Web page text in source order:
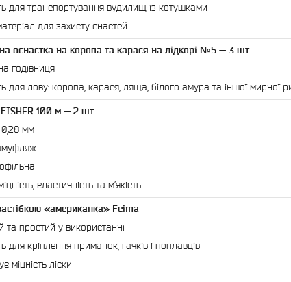
для транспортування вудилищ із котушками
для захисту снастей
оснастка на коропа та карася на лідкорі №5 — 3 шт
годівниця
для лову: коропа, карася, ляща, білого амура та іншої мирної
FISHER 100 м — 2 шт
0,28 мм
еластичність та м’якість
«американка» Feima
та простий у використанні
для кріплення приманок, гачків і поплавців
міцність ліски